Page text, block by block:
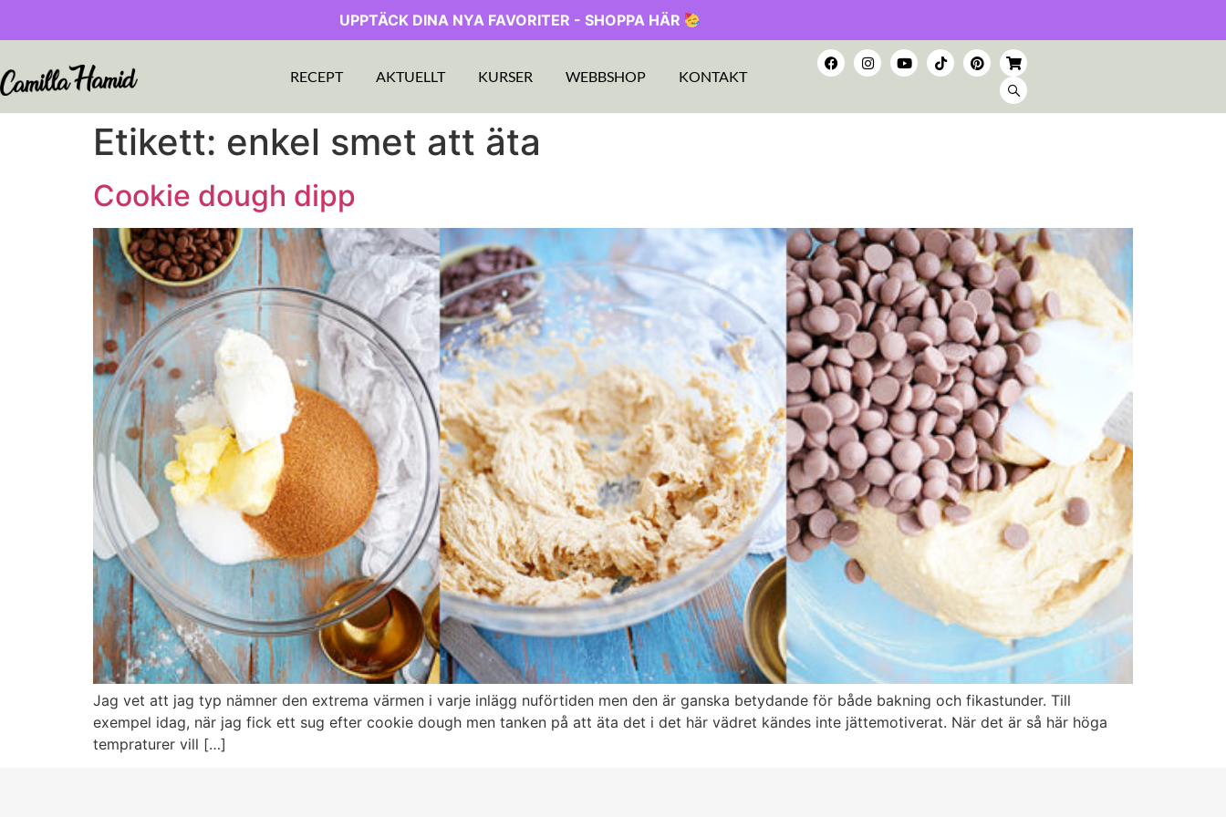
UPPTÄCK DINA NYA FAVORITER - SHOPPA HÄR
RECEPT AKTUELLT KURSER WEBBSHOP KONTAKT
Etikett: enkel smet att äta
Cookie dough dipp
Jag vet att jag typ nämner den extrema värmen i varje inlägg nuförtiden men den är ganska betydande för både bakning och fikastunder. Till
exempel idag, när jag fick ett sug efter cookie dough men tanken på att äta det i det här vädret kändes inte jättemotiverat. När det är så här höga
tempraturer vill […]